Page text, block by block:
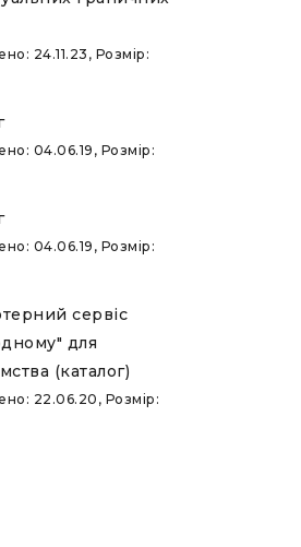
24.11.23, Розмір:
04.06.19, Розмір:
04.06.19, Розмір:
сервіс
для
(каталог)
22.06.20, Розмір: